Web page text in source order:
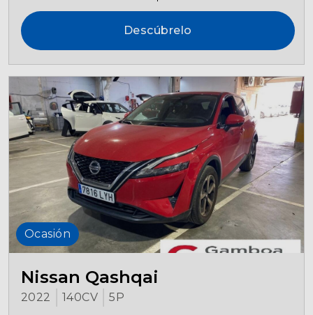
Descúbrelo
Ocasión
Nissan Qashqai
2022 140CV 5P